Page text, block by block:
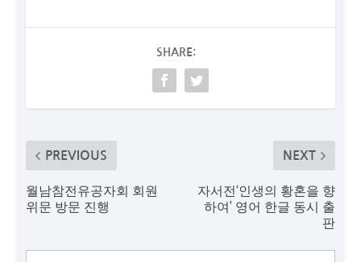
SHARE:
PREVIOUS
월남참전유공자회 회원
위문 방문 진행
NEXT
자서전‘인생의 황혼을 향
하여’ 영어 한글 동시 출
판